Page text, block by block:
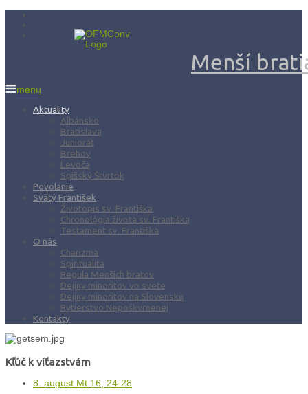
Menší
menu
Aktuality
Albánsko
Bratislava
Juniorát
Brehov
Levoča
Spišský Štvrtok
Povolanie
Svätý František
Životopis sv. Františka
Chronológia života sv. Františka
Testament sv. Františka
O nás
Charizma
Spiritualita
Regula Menších bratov
Dejiny minoritov vo svete
Dejiny minoritov na Slovensku
Rytierstvo Nepoškvrnenej
Kontakty
Kľúč k víťazstvám
8. august Mt 16, 24-28